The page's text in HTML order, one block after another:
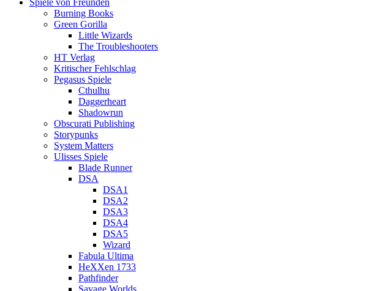
Spiele von Freunden
Burning Books
Green Gorilla
Little Wizards
The Troubleshooters
HT Verlag
Kritischer Fehlschlag
Pegasus Spiele
Cthulhu
Daggerheart
Shadowrun
Obscurati Publishing
Storypunks
System Matters
Ulisses Spiele
Blade Runner
DSA
DSA1
DSA2
DSA3
DSA4
DSA5
Wizard
Fabula Ultima
HeXXen 1733
Pathfinder
Savage Worlds